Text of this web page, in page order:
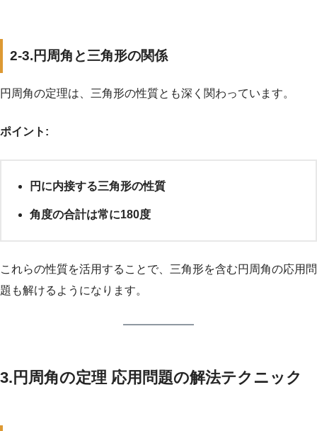
2-3.円周角と三角形の関係
円周角の定理は、三角形の性質とも深く関わっています。
ポイント:
円に内接する三角形の性質
角度の合計は常に180度
これらの性質を活用することで、三角形を含む円周角の応用問
題も解けるようになります。
3.円周角の定理 応用問題の解法テクニック